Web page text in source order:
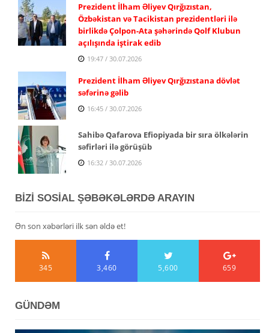
Prezident İlham Əliyev Qırğızıstan,
Özbəkistan və Tacikistan prezidentləri ilə
birlikdə Çolpon-Ata şəhərində Qolf Klubun
açılışında iştirak edib
19:47 / 30.07.2026
Prezident İlham Əliyev Qırğızıstana dövlət
səfərinə gəlib
16:45 / 30.07.2026
Sahibə Qafarova Efiopiyada bir sıra ölkələrin
səfirləri ilə görüşüb
16:32 / 30.07.2026
BİZİ SOSİAL ŞƏBƏKƏLƏRDƏ ARAYIN
Ən son xəbərləri ilk sən əldə et!
345 3,460 5,600 659
GÜNDƏM